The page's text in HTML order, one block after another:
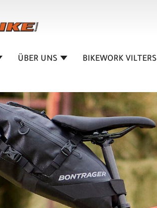
ÜBER UNS BIKEWORK VILTERS